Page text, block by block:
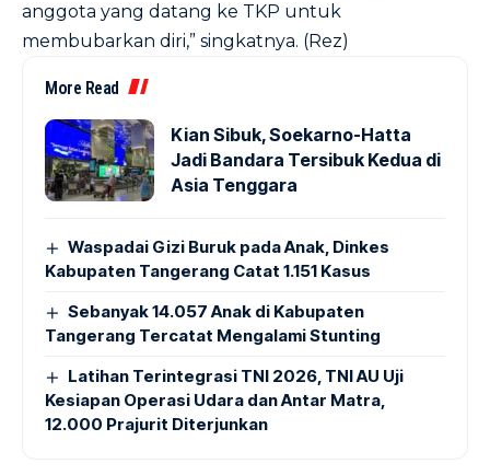
anggota yang datang ke TKP untuk
membubarkan diri,” singkatnya. (Rez)
More Read
Kian Sibuk, Soekarno-Hatta
Jadi Bandara Tersibuk Kedua di
Asia Tenggara
Waspadai Gizi Buruk pada Anak, Dinkes
Kabupaten Tangerang Catat 1.151 Kasus
Sebanyak 14.057 Anak di Kabupaten
Tangerang Tercatat Mengalami Stunting
Latihan Terintegrasi TNI 2026, TNI AU Uji
Kesiapan Operasi Udara dan Antar Matra,
12.000 Prajurit Diterjunkan